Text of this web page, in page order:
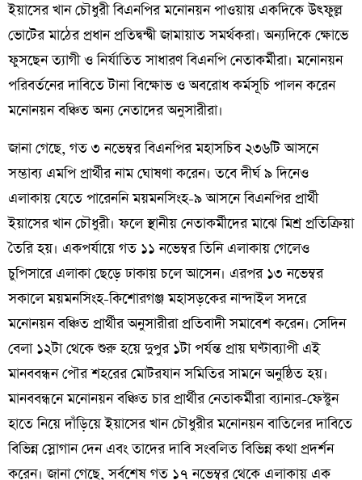
ইয়াসের খান চৌধুরী বিএনপির মনোনয়ন পাওয়ায় একদিকে উৎফুল্ল
ভোটের মাঠের প্রধান প্রতিদ্বন্দ্বী জামায়াত সমর্থকরা। অন্যদিকে ক্ষোভে
ফুসছেন ত্যাগী ও নির্যাতিত সাধারণ বিএনপি নেতাকর্মীরা। মনোনয়ন
পরিবর্তনের দাবিতে টানা বিক্ষোভ ও অবরোধ কর্মসূচি পালন করেন
মনোনয়ন বঞ্চিত অন্য নেতাদের অনুসারীরা।
জানা গেছে, গত ৩ নভেম্বর বিএনপির মহাসচিব ২৩৬টি আসনে
সম্ভাব্য এমপি প্রার্থীর নাম ঘোষণা করেন। তবে দীর্ঘ ৯ দিনেও
এলাকায় যেতে পারেননি ময়মনসিংহ-৯ আসনে বিএনপির প্রার্থী
ইয়াসের খান চৌধুরী। ফলে স্থানীয় নেতাকর্মীদের মাঝে মিশ্র প্রতিক্রিয়া
তৈরি হয়। একপর্যায়ে গত ১১ নভেম্বর তিনি এলাকায় গেলেও
চুপিসারে এলাকা ছেড়ে ঢাকায় চলে আসেন। এরপর ১৩ নভেম্বর
সকালে ময়মনসিংহ-কিশোরগঞ্জ মহাসড়কের নান্দাইল সদরে
মনোনয়ন বঞ্চিত প্রার্থীর অনুসারীরা প্রতিবাদী সমাবেশ করেন। সেদিন
বেলা ১২টা থেকে শুরু হয়ে দুপুর ১টা পর্যন্ত প্রায় ঘণ্টাব্যাপী এই
মানববন্ধন পৌর শহরের মোটরযান সমিতির সামনে অনুষ্ঠিত হয়।
মানববন্ধনে মনোনয়ন বঞ্চিত চার প্রার্থীর নেতাকর্মীরা ব্যানার-ফেস্টুন
হাতে নিয়ে দাঁড়িয়ে ইয়াসের খান চৌধুরীর মনোনয়ন বাতিলের দাবিতে
বিভিন্ন স্লোগান দেন এবং তাদের দাবি সংবলিত বিভিন্ন কথা প্রদর্শন
করেন। জানা গেছে, সর্বশেষ গত ১৭ নভেম্বর থেকে এলাকায় এক